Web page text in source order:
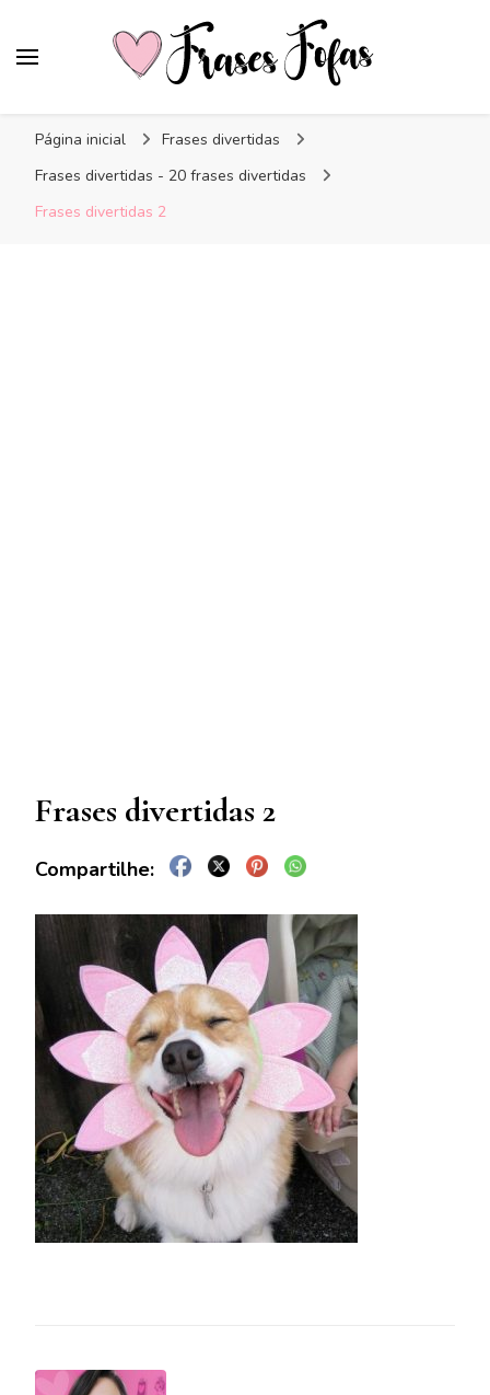
Página inicial
Frases divertidas
Frases divertidas - 20 frases divertidas
Frases divertidas 2
Frases divertidas 2